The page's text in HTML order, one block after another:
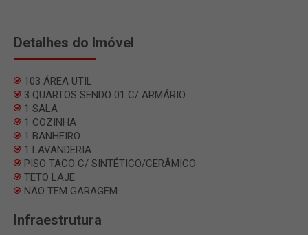
Detalhes do Imóvel
103 ÁREA UTIL
3 QUARTOS SENDO 01 C/ ARMÁRIO
1 SALA
1 COZINHA
1 BANHEIRO
1 LAVANDERIA
PISO TACO C/ SINTÉTICO/CERÂMICO
TETO LAJE
NÃO TEM GARAGEM
Infraestrutura